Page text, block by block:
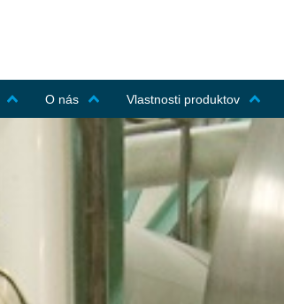
O nás Vlastnosti produktov